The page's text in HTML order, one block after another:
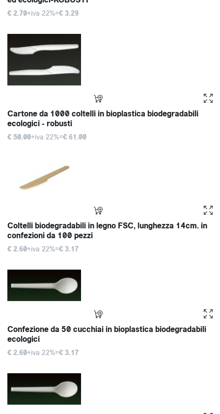
€ 2.70+iva 22%=€ 3.29
Cartone da 1000 coltelli in bioplastica biodegradabili
ecologici - robusti
€ 50.00+iva 22%=€ 61.00
Coltelli biodegradabili in legno FSC, lunghezza 14cm. in
confezioni da 100 pezzi
€ 2.60+iva 22%=€ 3.17
Confezione da 50 cucchiai in bioplastica biodegradabili
ecologici
€ 2.60+iva 22%=€ 3.17